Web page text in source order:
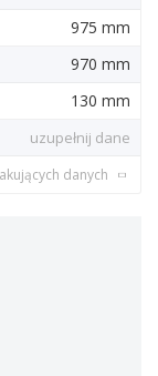
975 mm
970 mm
130 mm
uzupełnij dane
danych